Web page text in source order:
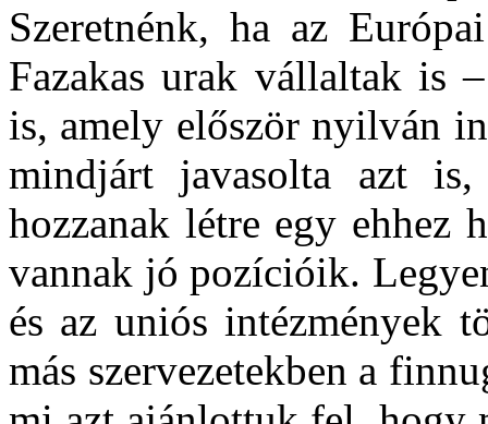
Szeretnénk, ha az
Fazakas urak vállaltak is
is, amely először nyilván
mindjárt javasolta azt
hozzanak létre egy ehhez
vannak jó pozícióik.
és az uniós intézmények
más szervezetekben a